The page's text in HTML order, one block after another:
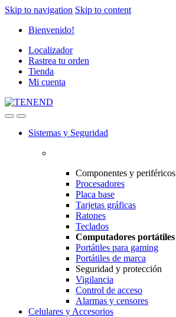
Skip to navigation Skip to content
Bienvenido!
Localizador
Rastrea tu orden
Tienda
Mi cuenta
Sistemas y Seguridad
Componentes y periféricos
Procesadores
Placa base
Tarjetas gráficas
Ratones
Teclados
Computadores portátiles
Portátiles para gaming
Portátiles de marca
Seguridad y protección
Vigilancia
Control de acceso
Alarmas y censores
Celulares y Accesorios